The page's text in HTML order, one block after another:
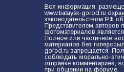
Вся информация,
www.bataysk-gorod.ru
законодательством РФ
Представителем авторов
фотоматериалов
Полное или частичное
материалов без
gorod.ru запрещается.
соблюдать морально-
отправке комментариев,
при общении на форуме.